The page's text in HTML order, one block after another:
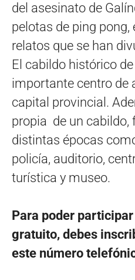
del asesinato de
pelotas de ping
relatos que se han
El cabildo histórico
importante centro de
capital provincial.
propia de un cabildo,
distintas épocas
policía, auditorio,
turística y museo.
Para poder
gratuito, debes
este número